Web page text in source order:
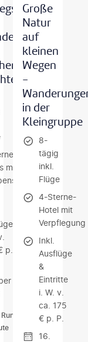
mit
p.
Große
Natur
auf
kleinen
Wegen
-
in der
Kleingruppe
8-
tägig
inkl.
Flüge
4-Sterne-
Hotel mit
Verpflegung
Inkl.
Ausflüge
&
Eintritte
i. W. v.
ca. 175
€ p. P.
16.